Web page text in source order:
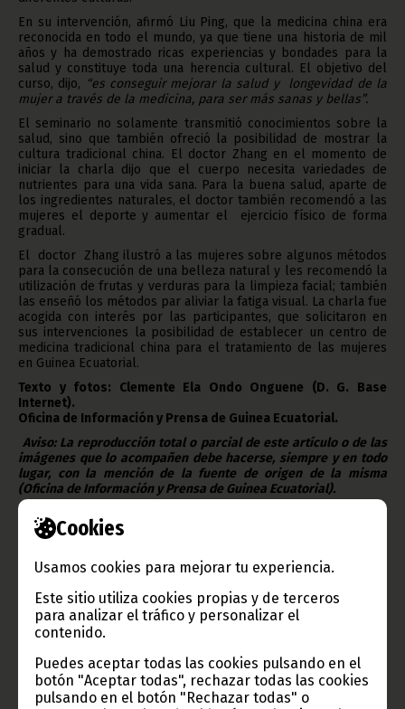
Cookies
Usamos cookies para mejorar tu experiencia.
Este sitio utiliza cookies propias y de terceros
para analizar el tráfico y personalizar el
contenido.
Puedes aceptar todas las cookies pulsando en el
botón "Aceptar todas", rechazar todas las cookies
pulsando en el botón "Rechazar todas" o
En su intervención, afirmó Liu Ping, que la medicina china era
reconocida en todo el mundo, ya que tiene una historia de mil
años y ha demostrado ricas experiencias y bondades para la
salud y constituye toda una herencia cultural. El objetivo del
curso, dijo, “es conseguir mejorar la salud y longevidad de la
mujer a través de la medicina, para ser más sanas y bellas”.
El seminario no solamente transmitió conocimientos sobre la
salud, sino que también ofreció la posibilidad de mostrar la
cultura tradicional china. El doctor Zhang en el momento de
iniciar la charla dijo que el cuerpo necesita variedades de
nutrientes para una vida sana. Para la buena salud, aparte de
los ingredientes naturales, el doctor también recomendó a las
mujeres el deporte y aumentar el ejercicio físico de forma
gradual.
El doctor Zhang ilustró a las mujeres sobre algunos métodos
para la consecución de una belleza natural y les recomendó la
utilización de frutas y verduras para la limpieza facial; también
las enseñó los métodos par aliviar la fatiga visual. La charla fue
acogida con interés por las participantes, que solicitaron en
sus intervenciones la posibilidad de establecer un centro de
medicina tradicional china para el tratamiento de las mujeres
en Guinea Ecuatorial.
Texto y fotos: Clemente Ela Ondo Onguene (D. G. Base
Internet).
Oficina de Información y Prensa de Guinea Ecuatorial.
Aviso: La reproducción total o parcial de este artículo o de las
imágenes que lo acompañen debe hacerse, siempre y en todo
lugar, con la mención de la fuente de origen de la misma
(Oficina de Información y Prensa de Guinea Ecuatorial).
Gobierno e Instituciones
Información de Guinea Ecuatorial